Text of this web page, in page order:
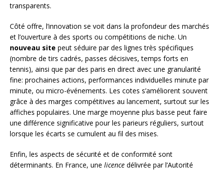
transparents.
Côté offre, l’innovation se voit dans la profondeur des marchés
et l’ouverture à des sports ou compétitions de niche. Un
nouveau site peut séduire par des lignes très spécifiques
(nombre de tirs cadrés, passes décisives, temps forts en
tennis), ainsi que par des paris en direct avec une granularité
fine: prochaines actions, performances individuelles minute par
minute, ou micro-événements. Les cotes s’améliorent souvent
grâce à des marges compétitives au lancement, surtout sur les
affiches populaires. Une marge moyenne plus basse peut faire
une différence significative pour les parieurs réguliers, surtout
lorsque les écarts se cumulent au fil des mises.
Enfin, les aspects de sécurité et de conformité sont
déterminants. En France, une licence délivrée par l’Autorité